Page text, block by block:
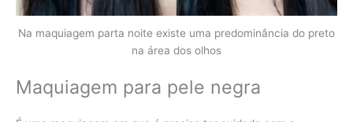
Na maquiagem parta noite existe uma predominância do preto
na área dos olhos
Maquiagem para pele negra